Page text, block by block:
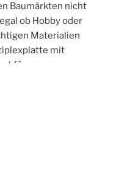
Baumärkten nicht
ob Hobby oder
Materialien
mit
für